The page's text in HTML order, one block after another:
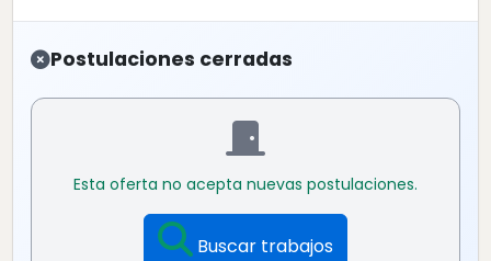
Postulaciones cerradas
Esta oferta no acepta nuevas postulaciones.
Buscar trabajos